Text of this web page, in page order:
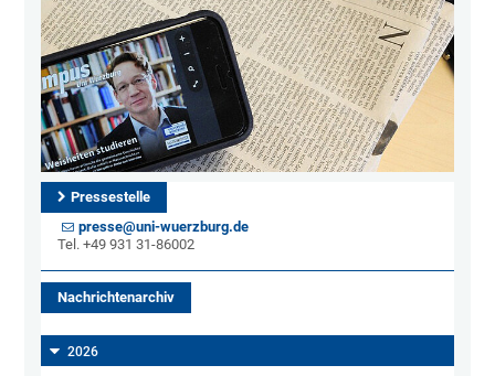
Pressestelle
presse@uni-wuerzburg.de
Tel. +49 931 31-86002
Nachrichtenarchiv
2026